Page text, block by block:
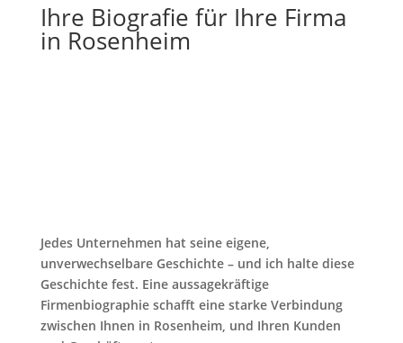
Ihre Biografie für Ihre Firma
in Rosenheim
Jedes Unternehmen hat seine eigene,
unverwechselbare Geschichte – und ich halte diese
Geschichte fest. Eine aussagekräftige
Firmenbiographie schafft eine starke Verbindung
zwischen Ihnen in Rosenheim, und Ihren Kunden